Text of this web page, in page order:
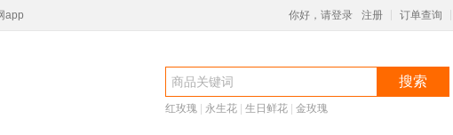
app 你好，请登录 注册 订单查询
搜索
红玫瑰 永生花 生日鲜花 金玫瑰